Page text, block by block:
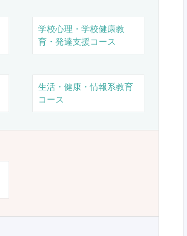
学校心理・学校健康教
育・発達支援コース
生活・健康・情報系教育
コース